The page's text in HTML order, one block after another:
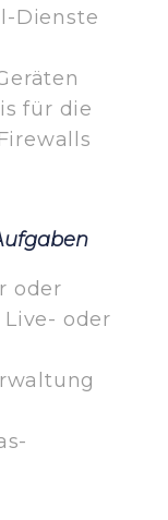
Dienste
für die
oder
oder